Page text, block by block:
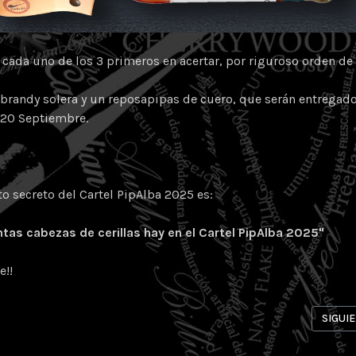
uno de los 3 primeros en acertar, por riguroso orden de
solera y un reposapipas de cuero, que serán
Septiembre.
secreto del Cartel PipAlba 2025 es:
cabezas de cerillas hay en el Cartel PipAlba 2025"
HORARIOS, MENU Y UBICACIONES DE LA VIII FUMADA LENTA